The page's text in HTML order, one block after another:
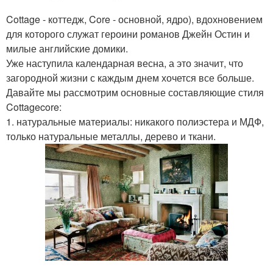
Cottage - коттедж, Core - основной, ядро), вдохновением
для которого служат героини романов Джейн Остин и
милые английские домики.
Уже наступила календарная весна, а это значит, что
загородной жизни с каждым днем хочется все больше.
Давайте мы рассмотрим основные составляющие стиля
Cottagecore:
1. натуральные материалы: никакого полиэстера и МДФ,
только натуральные металлы, дерево и ткани.